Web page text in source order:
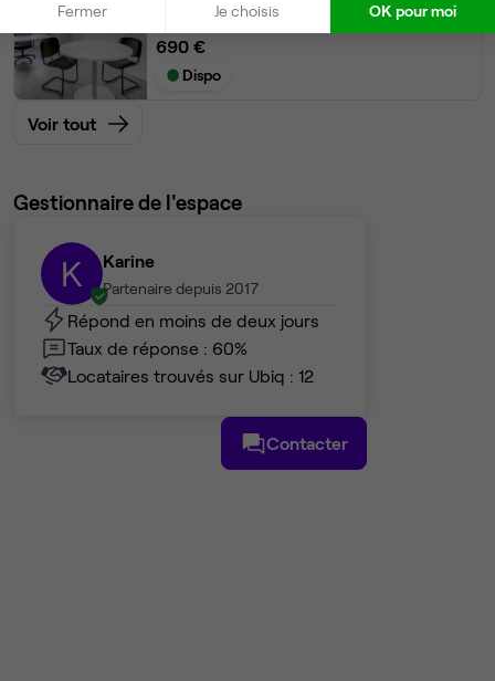
poste • 14 m²
690 €
Dispo
Voir tout
Gestionnaire de l'espace
K Karine
Partenaire depuis 2017
Répond en moins de deux jours
Taux de réponse : 60%
Locataires trouvés sur Ubiq : 12
Contacter
Fermer Je choisis OK pour moi